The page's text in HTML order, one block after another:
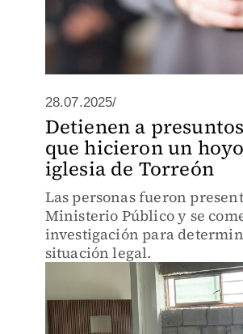
28.07.2025/
Detienen a
que hicieron un
iglesia de Torreón
Las personas fueron
Ministerio Público y se
investigación para
situación legal.